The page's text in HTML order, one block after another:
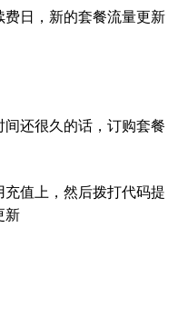
日，新的套餐流量更新
还很久的话，订购套餐
值上，然后拨打代码提
新